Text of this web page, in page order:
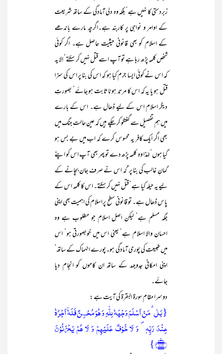
زبردستی کا نہیں ہے‘ بلکہ وہ دلی آمادگی کے ساتھ شریعت
کے اوامر و نواہی پر کاربند ہے۔اگرچہ مارے باندھے
کے اسلام کو بھی قانونی حیثیت حاصل ہے۔ اگر کوئی
شخص کلمہ پڑھ رہا ہے تو آپ اسے قتل نہیں کر سکتے‘ اِلا یہ
کہ اس نے کوئی ایسا جرم کیا ہو کہ اس کی بنا پر اس کی سزا
قتل ہو یا یہ کہ اس کا مرتد ہونا ثابت ہو جائے‘ بصورتِ
دیگر اسلام اس کے لیے ڈھال ہے۔ اس کے بارے
میں ہم تفصیل سے گفتگو کر چکے ہیں کہ عین حالت ِجنگ میں
بھی اگر ایک کافر یہ محسوس کرے کہ اب میں بے بس ہو
گیا ہوں‘ لہٰذا وہ کلمہ پڑھ دے تو پھر بھی آپ اس کو اپنے
گمانِ غالب کی بنا پر‘کہ اس نے صرف جان بچانے کے
لیے یہ حیلہ کیا ہے‘ قتل نہیں کر سکتے۔ اس کا کلمہ اس کے
پاس ڈھال ہے۔ تو قانونی سطح پراسلام کی اہمیت بھی اپنی
جگہ مسلم ہے‘ لیکن اصل اسلام جو مطلوب ہے وہ
احسان والا اسلام ہے‘ یعنی اس میں خوبصورتی ہو‘ اس
میں طبیعت کی پوری آمادگی ہو۔پورے انہماک کے ساتھ‘
اپنی امکانی جدوجہد کے ساتھ ان کاموں کو انجام دیا
جائے۔
دوسرا مقام سورۃ البقرۃ کی آیت ہے :
{بَلٰی ٭ مَنۡ اَسۡلَمَ وَجۡہَہٗ لِلّٰہِ وَ ہُوَ مُحۡسِنٌ فَلَہٗۤ اَجۡرُہٗ
عِنۡدَ رَبِّہٖ ۪ وَ لَا خَوۡفٌ عَلَیۡہِمۡ وَ لَا ہُمۡ یَحۡزَنُوۡنَ
﴿۱۱۲﴾٪}